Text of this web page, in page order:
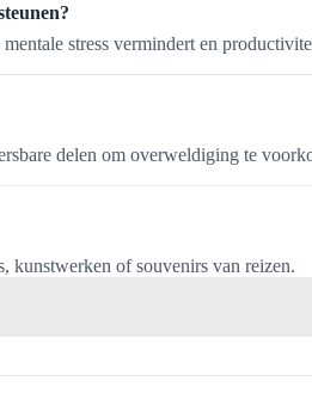
stress vermindert en
delen om overweldiging te
kunstwerken of souvenirs van reizen.